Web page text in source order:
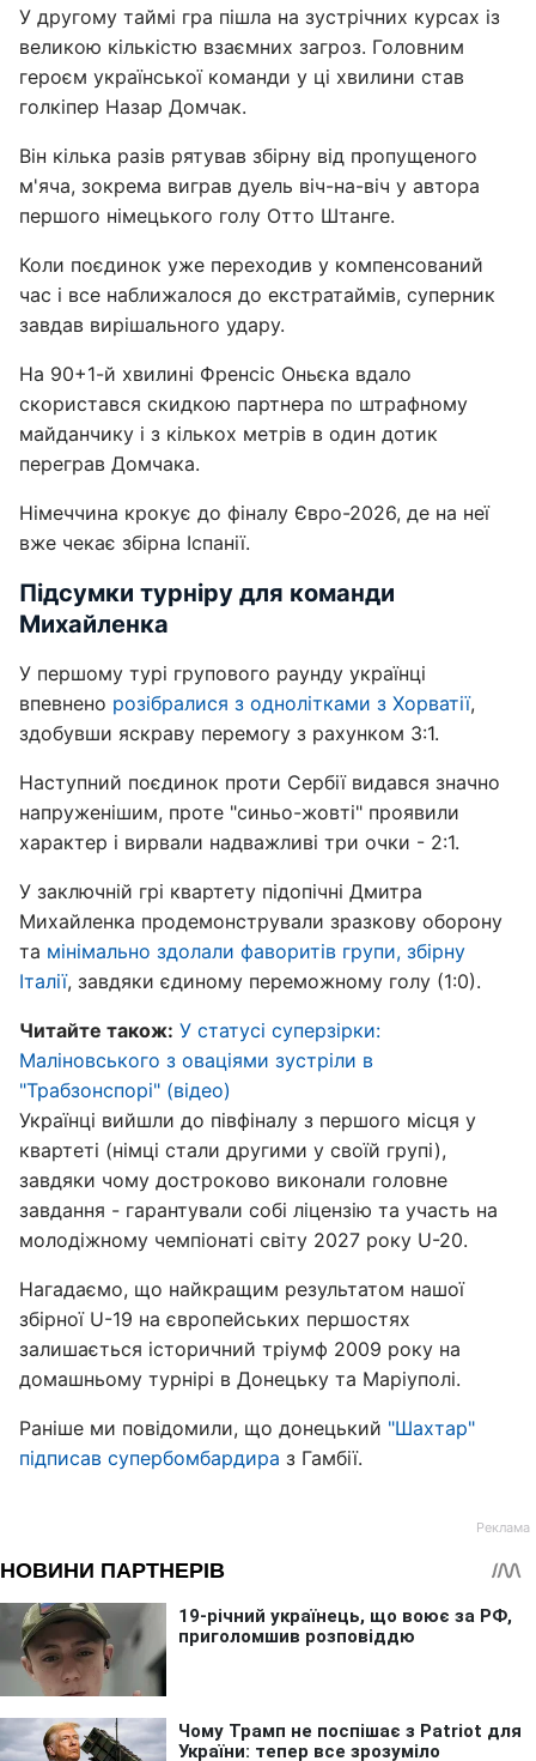
У другому таймі гра пішла на зустрічних курсах із
великою кількістю взаємних загроз. Головним
героєм української команди у ці хвилини став
голкіпер Назар Домчак.
Він кілька разів рятував збірну від пропущеного
м'яча, зокрема виграв дуель віч-на-віч у автора
першого німецького голу Отто Штанге.
Коли поєдинок уже переходив у компенсований
час і все наближалося до екстратаймів, суперник
завдав вирішального удару.
На 90+1-й хвилині Френсіс Оньєка вдало
скористався скидкою партнера по штрафному
майданчику і з кількох метрів в один дотик
переграв Домчака.
Німеччина крокує до фіналу Євро-2026, де на неї
вже чекає збірна Іспанії.
Підсумки турніру для команди
Михайленка
У першому турі групового раунду українці
впевнено розібралися з однолітками з Хорватії,
здобувши яскраву перемогу з рахунком 3:1.
Наступний поєдинок проти Сербії видався значно
напруженішим, проте "синьо-жовті" проявили
характер і вирвали надважливі три очки - 2:1.
У заключній грі квартету підопічні Дмитра
Михайленка продемонстрували зразкову оборону
та мінімально здолали фаворитів групи, збірну
Італії, завдяки єдиному переможному голу (1:0).
Читайте також: У статусі суперзірки:
Маліновського з оваціями зустріли в
"Трабзонспорі" (відео)
Українці вийшли до півфіналу з першого місця у
квартеті (німці стали другими у своїй групі),
завдяки чому достроково виконали головне
завдання - гарантували собі ліцензію та участь на
молодіжному чемпіонаті світу 2027 року U-20.
Нагадаємо, що найкращим результатом нашої
збірної U-19 на європейських першостях
залишається історичний тріумф 2009 року на
домашньому турнірі в Донецьку та Маріуполі.
Раніше ми повідомили, що донецький "Шахтар"
підписав супербомбардира з Гамбії.